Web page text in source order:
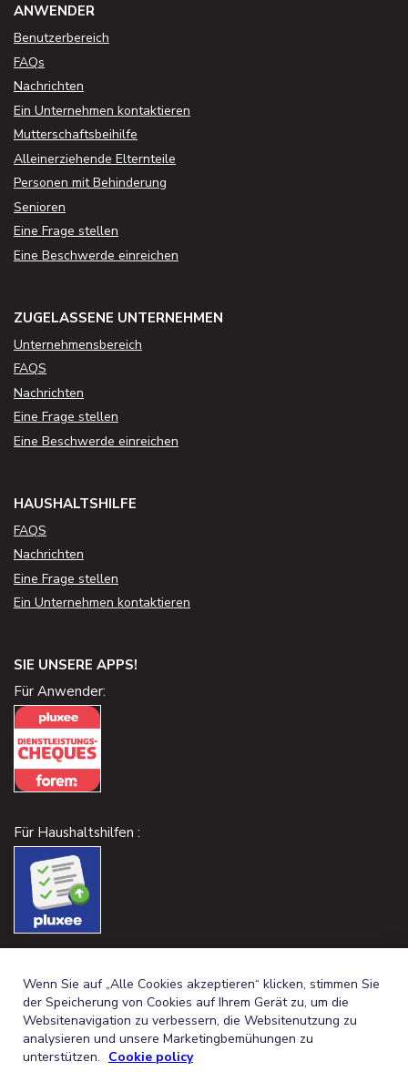
ANWENDER
Benutzerbereich
FAQs
Nachrichten
Ein Unternehmen kontaktieren
Mutterschaftsbeihilfe
Alleinerziehende Elternteile
Personen mit Behinderung
Senioren
Eine Frage stellen
Eine Beschwerde einreichen
ZUGELASSENE UNTERNEHMEN
Unternehmensbereich
FAQS
Nachrichten
Eine Frage stellen
Eine Beschwerde einreichen
HAUSHALTSHILFE
FAQS
Nachrichten
Eine Frage stellen
Ein Unternehmen kontaktieren
SIE UNSERE APPS!
Für Anwender:
Für Haushaltshilfen :
Wenn Sie auf „Alle Cookies akzeptieren“ klicken, stimmen Sie
der Speicherung von Cookies auf Ihrem Gerät zu, um die
Websitenavigation zu verbessern, die Websitenutzung zu
analysieren und unsere Marketingbemühungen zu
unterstützen. Cookie policy